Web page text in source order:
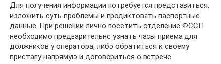
Для получения информации потребуется представиться,
изложить суть проблемы и продиктовать паспортные
данные. При решении лично посетить отделение ФССП
необходимо предварительно узнать часы приема для
должников у оператора, либо обратиться к своему
приставу напрямую и договориться о встрече.